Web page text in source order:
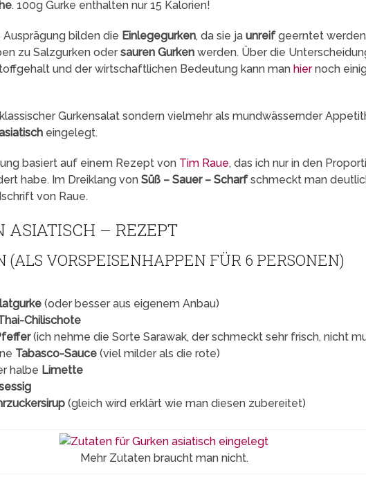
. 100g Gurke enthalten nur 15 Kalorien!
Ausprägung bilden die Einlegegurken, da sie ja unreifgeerntet
zu Salzgurken oder sauren Gurken werden. Über die
und der wirtschaftlichen Bedeutung kann man hiernoch
Gurkensalat sondern vielmehr als mundwässernder
eingelegt.
basiert auf einem Rezept von Tim Raue, das ich nur in den
habe. Im Dreiklang von Süß – Sauer – Scharfschmeckt man
von Raue.
ASIATISCH – REZEPT
(ALS VORSPEISENHAPPEN FÜR 6 PERSONEN)
(oder besser aus eigenem Anbau)
Chilischote
(ich nehme die Sorte Sarawak, der schmeckt sehr frisch, nicht
Tabasco-Sauce(viel milder als die rote)
halbe Limette
(gleich wird erklärt wie man diesen zubereitet)
Mehr Zutaten braucht man nicht.